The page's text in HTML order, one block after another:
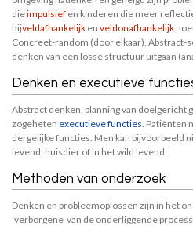
dieimpulsief en kinderen die meer
hijveldafhankelijk en veldonafhankelijk
Concreet-random (door elkaar),
denken van een losse structuur uitgaan
Denken en executieve
Abstract denken, planning van doelgericht
zogeheten executieve functies. Patiënten
dergelijke functies. Men kan bijvoorbeeld
levend, huisdier of in het wild levend.
Methoden van onderzoek
Denken en probleemoplossen zijn in het
'verborgene' van de onderliggende